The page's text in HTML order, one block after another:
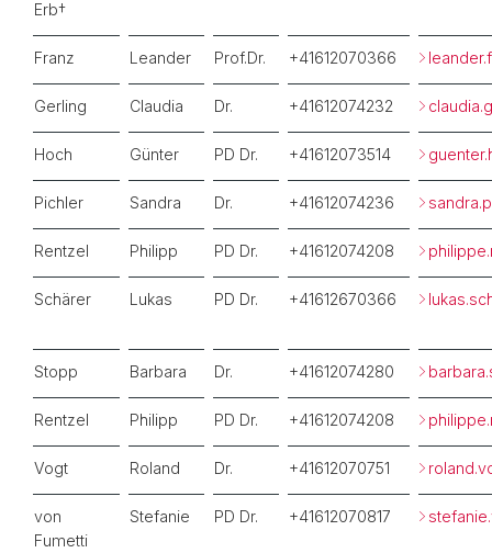
Erb†
Franz Leander Prof.Dr. +41612070366
Gerling Claudia Dr. +41612074232
Hoch Günter PD Dr. +41612073514
Pichler Sandra Dr. +41612074236
Rentzel Philipp PD Dr. +41612074208
Schärer Lukas PD Dr. +41612670366
Stopp Barbara Dr. +41612074280
Rentzel Philipp PD Dr. +41612074208
Vogt Roland Dr. +41612070751
von
Fumetti
Stefanie PD Dr. +41612070817